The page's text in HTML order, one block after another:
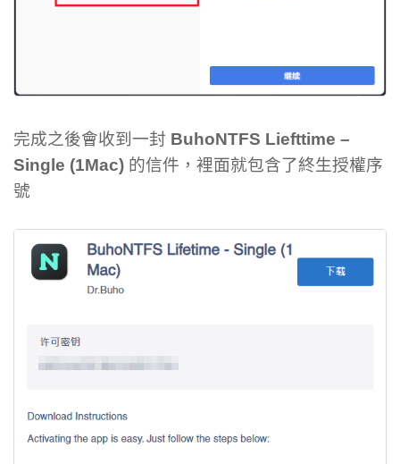
完成之後會收到一封 BuhoNTFS Liefttime –
Single (1Mac) 的信件，裡面就包含了終生授權序
號